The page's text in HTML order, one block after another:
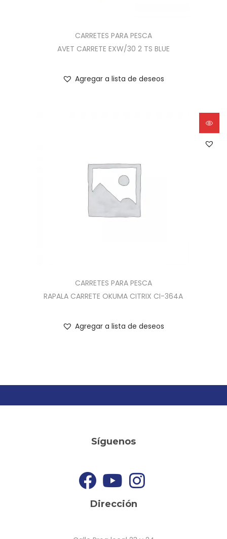
CARRETES PARA PESCA
AVET CARRETE EXW/30 2 TS BLUE
Agregar a lista de deseos
CARRETES PARA PESCA
RAPALA CARRETE OKUMA CITRIX CI-364A
Agregar a lista de deseos
Síguenos
Dirección